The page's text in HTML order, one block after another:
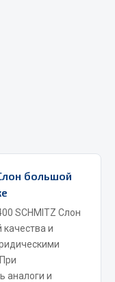
большой
SCHMITZ Слон
и
аналоги и